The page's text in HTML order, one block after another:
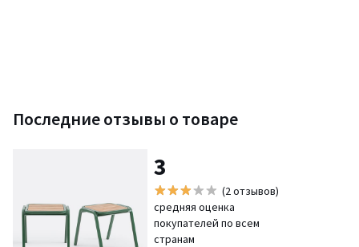
Последние отзывы о товаре
3
(2 отзывов)
средняя оценка
покупателей по всем
странам